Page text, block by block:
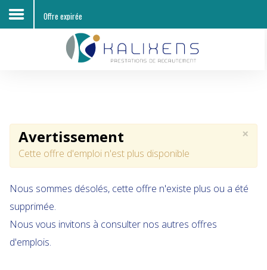
Entreprises
Candidats
Offres d'emploi
Contacts
Offre expirée
×
Avertissement
Cette offre d'emploi n'est plus disponible
Nous sommes désolés, cette offre n'existe plus ou a été
supprimée.
Nous vous invitons à consulter nos autres offres
d'emplois.